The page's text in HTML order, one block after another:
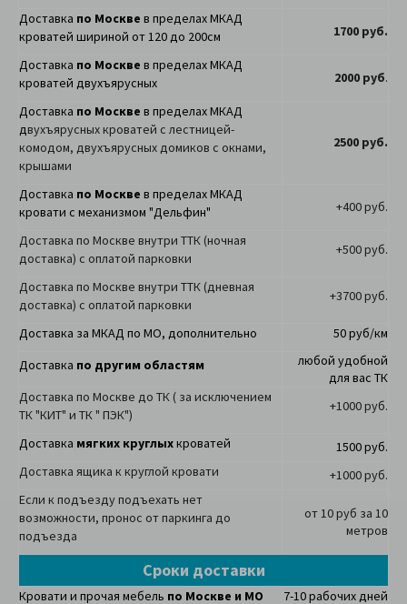
Доставка по Москве в пределах МКАД
кроватей шириной от 120 до 200см
1700 руб.
Доставка по Москве в пределах МКАД
кроватей двухъярусных
2000 руб.
Доставка по Москве в пределах МКАД
двухъярусных кроватей с лестницей-
комодом, двухъярусных домиков с окнами,
крышами
2500 руб.
Доставка по Москве в пределах МКАД
кровати с механизмом "Дельфин"
+400 руб.
Доставка по Москве внутри ТТК (ночная
доставка) с оплатой парковки
+500 руб.
Доставка по Москве внутри ТТК (дневная
доставка) с оплатой парковки
+3700 руб.
Доставка за МКАД по МО, дополнительно
50 руб/км
Доставка по другим областям
любой удобной
для вас ТК
Доставка по Москве до ТК ( за исключением
ТК "КИТ" и ТК " ПЭК")
+1000 руб.
Доставка мягких круглыхкроватей
1500 руб.
Доставка ящика к круглой кровати
+1000 руб.
Если к подъезду подъехать нет
возможности, пронос от паркинга до
подъезда
от 10 руб за 10
метров
Сроки доставки
Кровати и прочая мебель по Москве и МО 7-10 рабочих дней